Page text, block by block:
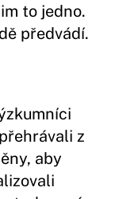
to jedno.
předvádí.
z
aby